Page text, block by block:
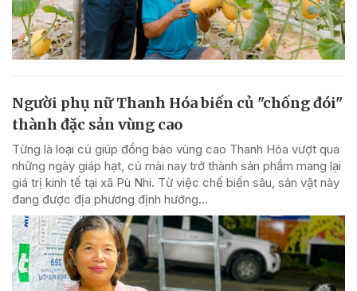
Người phụ nữ Thanh Hóa biến củ "chống đói"
thành đặc sản vùng cao
Từng là loại củ giúp đồng bào vùng cao Thanh Hóa vượt qua
những ngày giáp hạt, củ mài nay trở thành sản phẩm mang lại
giá trị kinh tế tại xã Pù Nhi. Từ việc chế biến sâu, sản vật này
đang được địa phương định hướng...